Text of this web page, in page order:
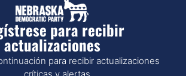
para recibir
actualizaciones
para recibir actualizaciones